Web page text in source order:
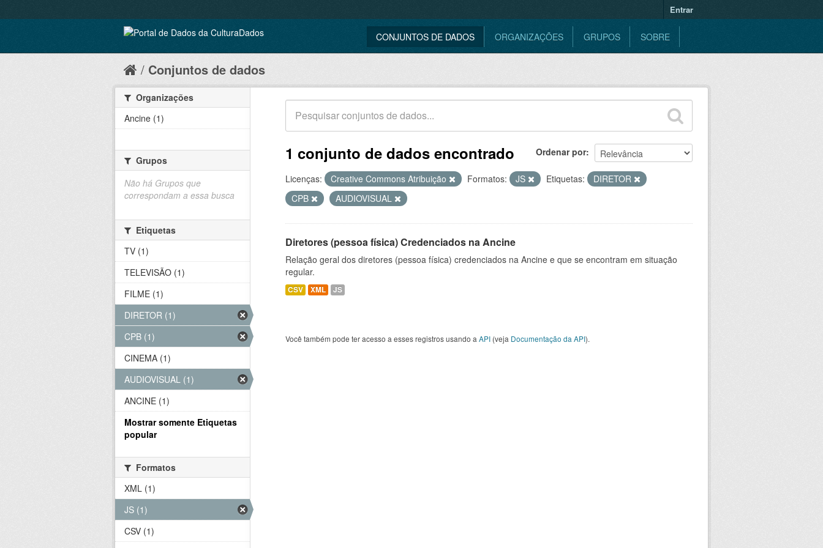
Entrar
CONJUNTOS DE DADOS ORGANIZAÇÕES GRUPOS SOBRE
Conjuntos de dados
Ordenar por
1 conjunto de dados encontrado
Licenças: Creative Commons Atribuição Formatos: JS Etiquetas:
DIRETOR
CPB
AUDIOVISUAL
Diretores (pessoa física) Credenciados na Ancine
Relação geral dos diretores (pessoa física) credenciados na Ancine e que se encontram em situação
regular.
CSV XML JS
Você também pode ter acesso a esses registros usando a API (veja Documentação da API).
Organizações
Ancine (1)
Grupos
Não há Grupos que
correspondam a essa busca
Etiquetas
TV (1)
TELEVISÃO (1)
FILME (1)
DIRETOR (1)
CPB (1)
CINEMA (1)
AUDIOVISUAL (1)
ANCINE (1)
Mostrar somente Etiquetas
popular
Formatos
XML (1)
JS (1)
CSV (1)